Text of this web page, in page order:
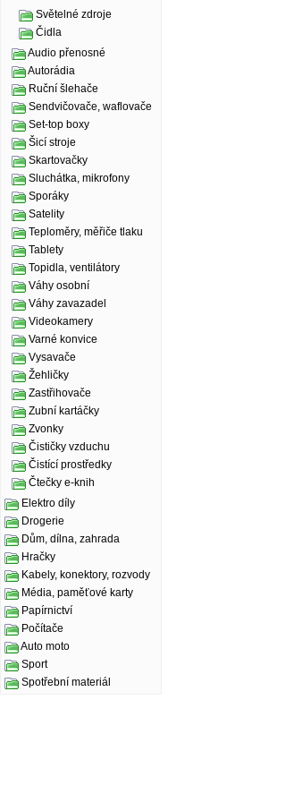
Světelné zdroje
Čidla
Audio přenosné
Autorádia
Ruční šlehače
Sendvičovače, waflovače
Set-top boxy
Šicí stroje
Skartovačky
Sluchátka, mikrofony
Sporáky
Satelity
Teploměry, měřiče tlaku
Tablety
Topidla, ventilátory
Váhy osobní
Váhy zavazadel
Videokamery
Varné konvice
Vysavače
Žehličky
Zastřihovače
Zubní kartáčky
Zvonky
Čističky vzduchu
Čistící prostředky
Čtečky e-knih
Elektro díly
Drogerie
Dům, dílna, zahrada
Hračky
Kabely, konektory, rozvody
Média, paměťové karty
Papírnictví
Počítače
Auto moto
Sport
Spotřební materiál